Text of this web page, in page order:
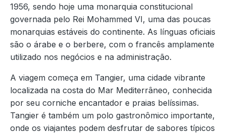
1956, sendo hoje uma monarquia constitucional
governada pelo Rei Mohammed VI, uma das poucas
monarquias estáveis do continente. As línguas oficiais
são o árabe e o berbere, com o francês amplamente
utilizado nos negócios e na administração.
A viagem começa em Tangier, uma cidade vibrante
localizada na costa do Mar Mediterrâneo, conhecida
por seu corniche encantador e praias belíssimas.
Tangier é também um polo gastronômico importante,
onde os viajantes podem desfrutar de sabores típicos